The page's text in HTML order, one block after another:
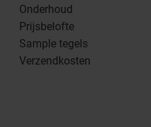
Onderhoud
Prijsbelofte
Sample tegels
Verzendkosten